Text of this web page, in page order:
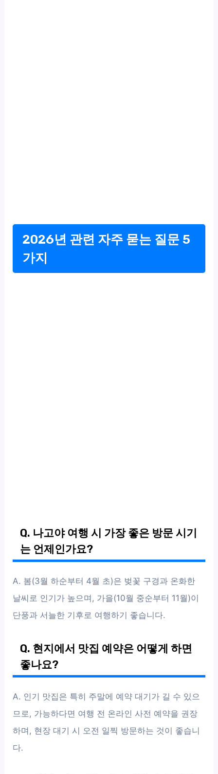
2026년 관련 자주 묻는 질문 5
가지
Q. 나고야 여행 시 가장 좋은 방문 시기
는 언제인가요?
A. 봄(3월 하순부터 4월 초)은 벚꽃 구경과 온화한
날씨로 인기가 높으며, 가을(10월 중순부터 11월)이
단풍과 서늘한 기후로 여행하기 좋습니다.
Q. 현지에서 맛집 예약은 어떻게 하면
좋나요?
A. 인기 맛집은 특히 주말에 예약 대기가 길 수 있으
므로, 가능하다면 여행 전 온라인 사전 예약을 권장
하며, 현장 대기 시 오전 일찍 방문하는 것이 좋습니
다.